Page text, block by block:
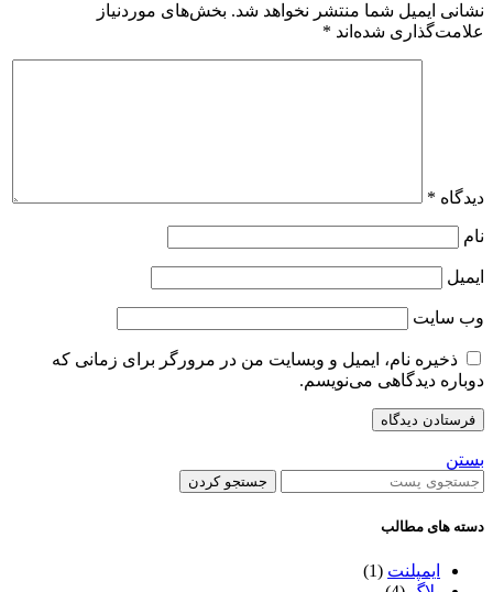
نشانی ایمیل شما منتشر نخواهد شد. بخش‌های موردنیاز
علامت‌گذاری شده‌اند *
دیدگاه *
نام
ایمیل
وب‌ سایت
ذخیره نام، ایمیل و وبسایت من در مرورگر برای زمانی که
دوباره دیدگاهی می‌نویسم.
بستن
جستجو کردن
دسته های مطالب
ایمپلنت (1)